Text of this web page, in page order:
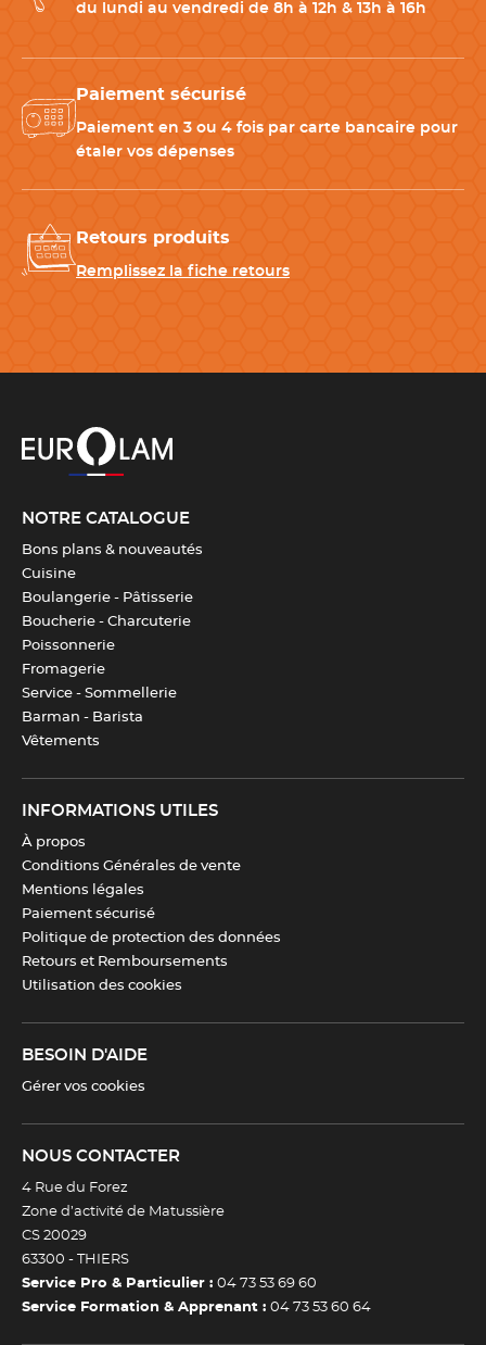
du lundi au vendredi de 8h à 12h & 13h à 16h
Paiement sécurisé
Paiement en 3 ou 4 fois par carte bancaire pour
étaler vos dépenses
Retours produits
Remplissez la fiche retours
NOTRE CATALOGUE
Bons plans & nouveautés
Cuisine
Boulangerie - Pâtisserie
Boucherie - Charcuterie
Poissonnerie
Fromagerie
Service - Sommellerie
Barman - Barista
Vêtements
INFORMATIONS UTILES
À propos
Conditions Générales de vente
Mentions légales
Paiement sécurisé
Politique de protection des données
Retours et Remboursements
Utilisation des cookies
BESOIN D'AIDE
Gérer vos cookies
NOUS CONTACTER
4 Rue du Forez
Zone d’activité de Matussière
CS 20029
63300 - THIERS
Service Pro & Particulier : 04 73 53 69 60
Service Formation & Apprenant : 04 73 53 60 64